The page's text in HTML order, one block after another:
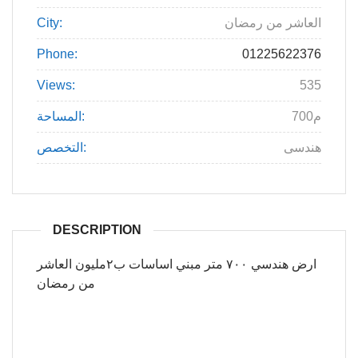
City: العاشر من رمضان
Phone: 01225622376
Views: 535
المساحة: 700م
التخصص: هندسى
DESCRIPTION
ارض هندسي ٧٠٠ متر مبني اساسات ب٢مليون العاشر
من رمضان